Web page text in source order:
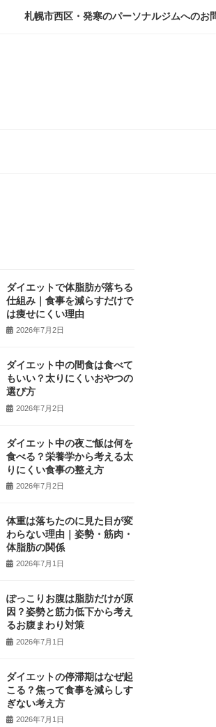
札幌市西区・発寒のパーソナルジムへのお
ダイエットで体脂肪が落ちる
仕組み｜食事を減らすだけで
は痩せにくい理由
2026年7月2日
ダイエット中の間食は食べて
もいい？太りにくいおやつの
選び方
2026年7月2日
ダイエット中の夜ご飯は何を
食べる？栄養学から考える太
りにくい食事の整え方
2026年7月2日
体重は落ちたのに見た目が変
わらない理由｜姿勢・筋肉・
体脂肪の関係
2026年7月1日
ぽっこりお腹は脂肪だけが原
因？姿勢と筋力低下から考え
るお腹まわり対策
2026年7月1日
ダイエットの停滞期はなぜ起
こる？焦って食事を減らしす
ぎない考え方
2026年7月1日